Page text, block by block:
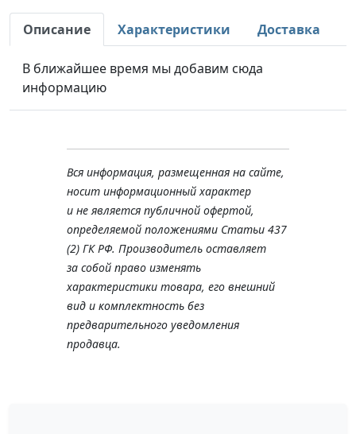
Описание Характеристики Доставка
В ближайшее время мы добавим сюда
информацию
Вся информация, размещенная на сайте,
носит информационный характер
и не является публичной офертой,
определяемой положениями Статьи 437
(2) ГК РФ. Производитель оставляет
за собой право изменять
характеристики товара, его внешний
вид и комплектность без
предварительного уведомления
продавца.